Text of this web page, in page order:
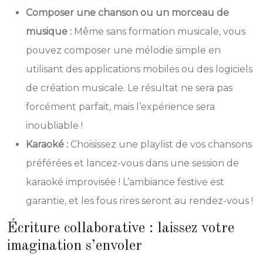
Composer une chanson ou un morceau de
musique : Même sans formation musicale, vous
pouvez composer une mélodie simple en
utilisant des applications mobiles ou des logiciels
de création musicale. Le résultat ne sera pas
forcément parfait, mais l’expérience sera
inoubliable !
Karaoké : Choisissez une playlist de vos chansons
préférées et lancez-vous dans une session de
karaoké improvisée ! L’ambiance festive est
garantie, et les fous rires seront au rendez-vous !
Écriture collaborative : laissez votre
imagination s’envoler